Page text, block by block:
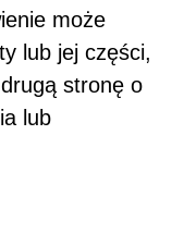
może
lub jej części,
stronę o
lub